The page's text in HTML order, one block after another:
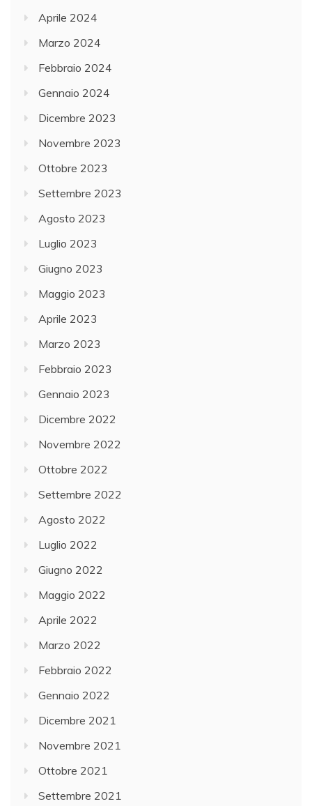
Aprile 2024
Marzo 2024
Febbraio 2024
Gennaio 2024
Dicembre 2023
Novembre 2023
Ottobre 2023
Settembre 2023
Agosto 2023
Luglio 2023
Giugno 2023
Maggio 2023
Aprile 2023
Marzo 2023
Febbraio 2023
Gennaio 2023
Dicembre 2022
Novembre 2022
Ottobre 2022
Settembre 2022
Agosto 2022
Luglio 2022
Giugno 2022
Maggio 2022
Aprile 2022
Marzo 2022
Febbraio 2022
Gennaio 2022
Dicembre 2021
Novembre 2021
Ottobre 2021
Settembre 2021